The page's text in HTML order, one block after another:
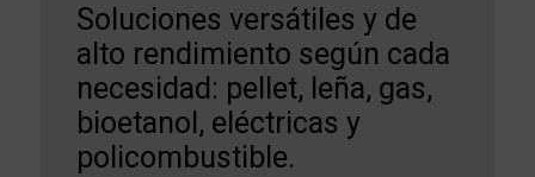
Soluciones versátiles y de
alto rendimiento según cada
necesidad: pellet, leña, gas,
bioetanol, eléctricas y
policombustible.